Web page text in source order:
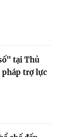
tại Thủ
pháp trợ lực